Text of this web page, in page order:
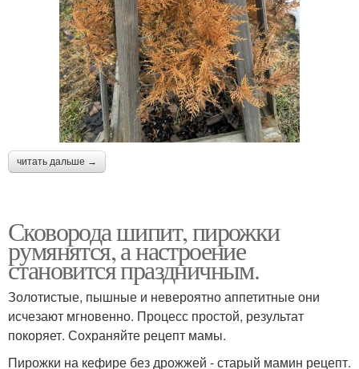
читать дальше →
Сковорода шипит, пирожки
румянятся, а настроение
становится праздничным.
Золотистые, пышные и невероятно аппетитные они
исчезают мгновенно. Процесс простой, результат
покоряет. Сохраняйте рецепт мамы.
Пирожки на кефире без дрожжей - старый мамин рецепт.